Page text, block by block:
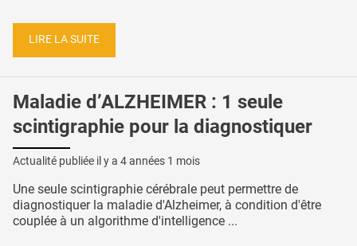
LIRE LA SUITE
Maladie d’ALZHEIMER : 1 seule
scintigraphie pour la diagnostiquer
Actualité publiée il y a 4 années 1 mois
Une seule scintigraphie cérébrale peut permettre de
diagnostiquer la maladie d'Alzheimer, à condition d'être
couplée à un algorithme d'intelligence ...